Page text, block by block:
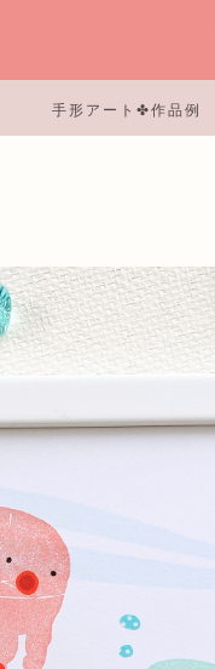
手形アート✤作品例